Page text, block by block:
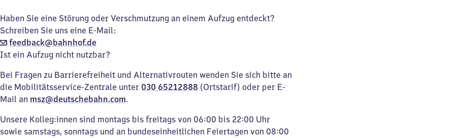
Haben Sie eine Störung oder Verschmutzung an einem Aufzug entdeckt?
Schreiben Sie uns eine E-Mail:
feedback@bahnhof.de
Ist ein Aufzug nicht nutzbar?
Bei Fragen zu Barrierefreiheit und Alternativrouten wenden Sie sich bitte an
die Mobilitätsservice-Zentrale unter 030 65212888 (Ortstarif) oder per E-
Mail an msz@deutschebahn.com.
Unsere Kolleg:innen sind montags bis freitags von 06:00 bis 22:00 Uhr
sowie samstags, sonntags und an bundeseinheitlichen Feiertagen von 08:00